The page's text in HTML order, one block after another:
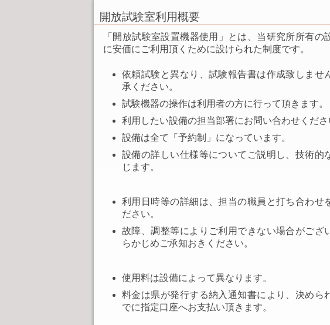
開放試験室利用概要
「開放試験室設置機器使用」とは、当研究所所有の
に安価にご利用頂くために設けられた制度です。
依頼試験と異なり、試験報告書は作成致しませ
承ください。
試験機器の操作は利用者の方に行って頂きます。
利用したい設備の担当部署にお問い合わせくださ
設備は全て「予約制」になっています。
設備の詳しい仕様等についてご説明し、技術的
じます。
利用日時等の詳細は、担当の職員と打ち合わせ
ださい。
故障、調整等によりご利用できない場合がござ
らかじめご承知おきください。
使用料は設備によって異なります。
料金は県が発行する納入通知書により、決めら
でに指定口座へお支払い頂きます。